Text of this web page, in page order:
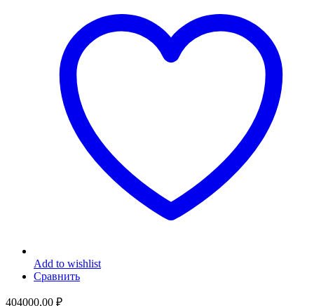
Add to wishlist
Сравнить
404000,00 ₽